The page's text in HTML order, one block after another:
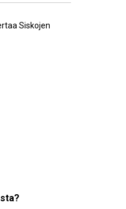
Siskojen